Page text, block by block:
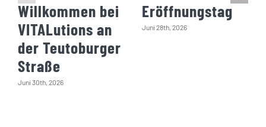
Willkommen bei
VITALutions an
der Teutoburger
Straße
Juni 30th, 2026
Eröffnungstag
Juni 28th, 2026